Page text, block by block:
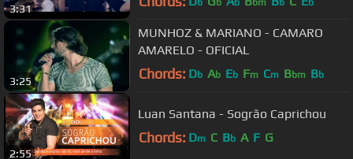
3:31
b b b bm b b
3:25
MUNHOZ & MARIANO - CAMARO
AMARELO - OFICIAL
Chords: Db Ab Eb Fm Cm Bbm Bb
2:55
Luan Santana - Sogrão Caprichou
Chords: Dm C Bb A F G